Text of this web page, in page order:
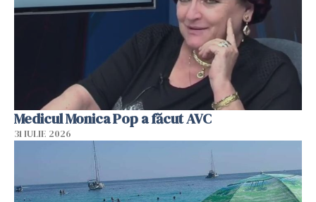
Medicul Monica Pop a făcut AVC
31 IULIE 2026